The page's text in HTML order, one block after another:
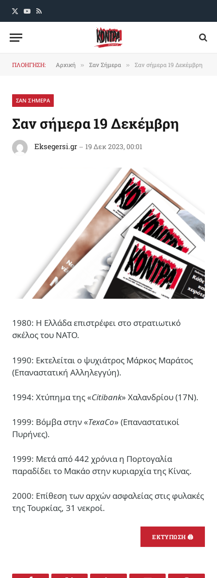
X
YouTube
RSS
ΠΛΟΗΓΗΣΗ: Αρχική » Σαν Σήμερα » Σαν σήμερα 19 Δεκέμβρη
ΣΑΝ ΣΗΜΕΡΑ
Σαν σήμερα 19 Δεκέμβρη
Eksegersi.gr 19 Δεκ 2023, 00:01
1980: Η Ελλάδα επιστρέφει στο στρατιωτικό
σκέλος του NATO.
1990: Εκτελείται ο ψυχιάτρος Μάρκος Μαράτος
(Επαναστατική Αλληλεγγύη).
1994: Χτύπημα της «Citibank» Χαλανδρίου (17Ν).
1999: Βόμβα στην «TexaCo» (Επαναστατικοί
Πυρήνες).
1999: Μετά από 442 χρόνια η Πορτογαλία
παραδίδει το Μακάο στην κυριαρχία της Κίνας.
2000: Επίθεση των αρχών ασφαλείας στις φυλακές
της Τουρκίας, 31 νεκροί.
ΕΚΤΥΠΩΣΗ 🖨